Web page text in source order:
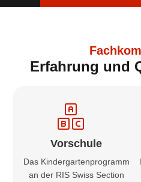
Erfahrung und
Vorschule
Das Kindergartenprogramm
an der RIS Swiss Section